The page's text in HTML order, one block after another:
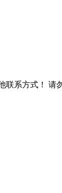
联系方式！
请